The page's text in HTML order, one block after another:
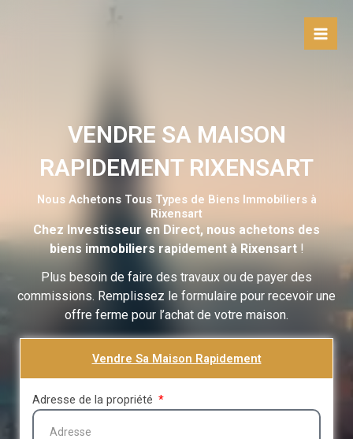
VENDRE SA MAISON
RAPIDEMENT RIXENSART
Nous Achetons Tous Types de Biens Immobiliers à
Rixensart
Chez Investisseur en Direct, nous achetons des
biens immobiliers rapidement à Rixensart!
Plus besoin de faire des travaux ou de payer des
commissions. Remplissez le formulaire pour recevoir une
offre ferme pour l’achat de votre maison.
Vendre Sa Maison Rapidement
Adresse de la propriété